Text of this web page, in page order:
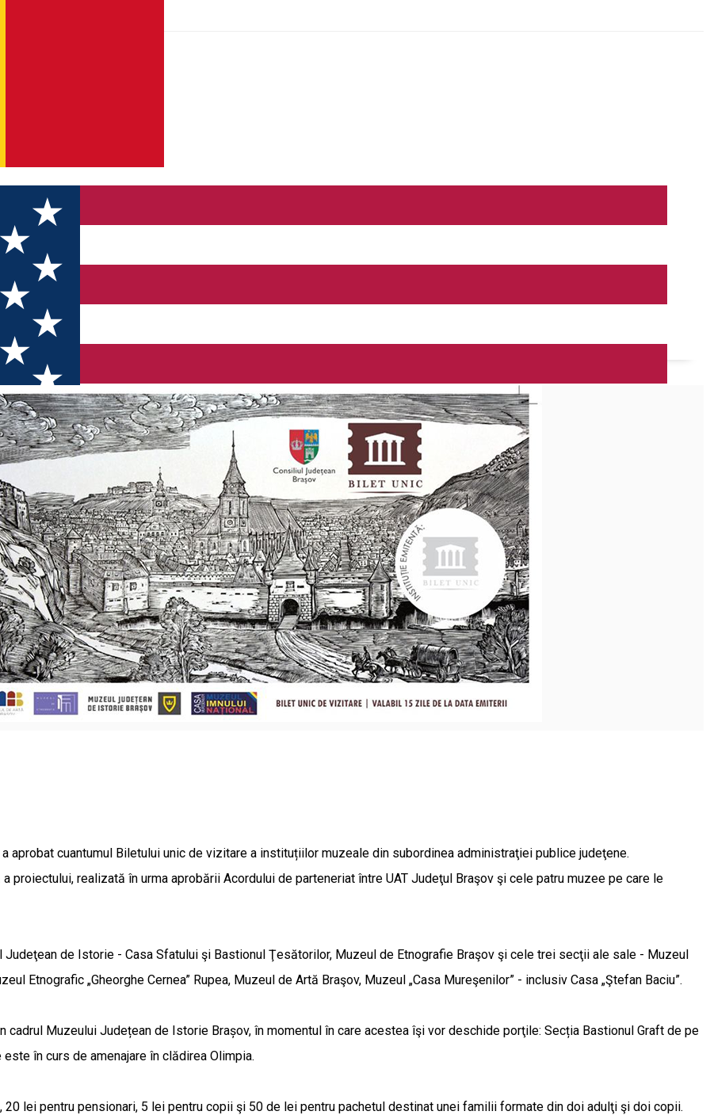
aprobat cuantumul Biletului unic de vizitare a instituțiilor muzeale din subordinea administraţiei publice judeţene.
realizată în urma aprobării Acordului de parteneriat între UAT Judeţul Braşov şi cele patru muzee pe care le
de Istorie - Casa Sfatului şi Bastionul Ţesătorilor, Muzeul de Etnografie Braşov şi cele trei secţii ale sale - Muzeul
Etnografic „Gheorghe Cernea” Rupea, Muzeul de Artă Braşov, Muzeul „Casa Mureşenilor” - inclusiv Casa „Ştefan Baciu”.
Muzeului Județean de Istorie Brașov, în momentul în care acestea îşi vor deschide porţile: Secția Bastionul Graft de pe
în curs de amenajare în clădirea Olimpia.
lei pentru pensionari, 5 lei pentru copii şi 50 de lei pentru pachetul destinat unei familii formate din doi adulţi şi doi copii.